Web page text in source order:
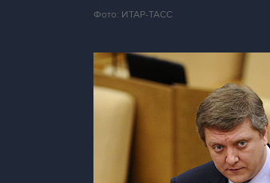
Фото: ИТАР-ТАСС